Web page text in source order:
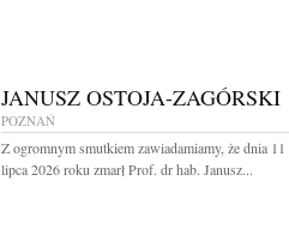
JANUSZ OSTOJA-ZAGÓRSKI
POZNAŃ
Z ogromnym smutkiem zawiadamiamy, że dnia 11
lipca 2026 roku zmarł Prof. dr hab. Janusz...